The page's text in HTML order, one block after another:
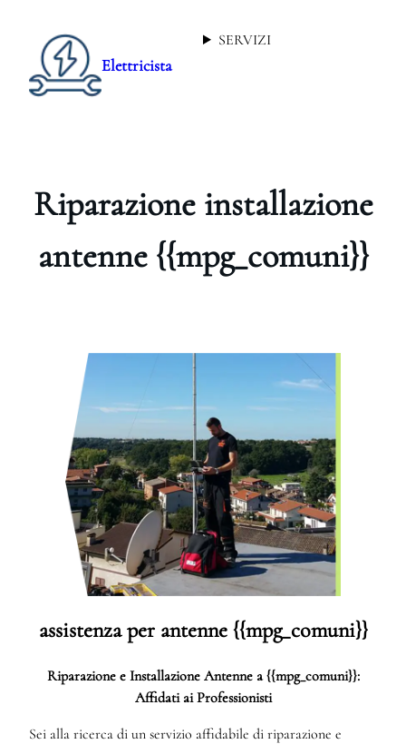
Elettricista
SERVIZI
Riparazione installazione
antenne {{mpg_comuni}}
assistenza per antenne {{mpg_comuni}}
Riparazione e Installazione Antenne a {{mpg_comuni}}:
Affidati ai Professionisti
Sei alla ricerca di un servizio affidabile di riparazione e